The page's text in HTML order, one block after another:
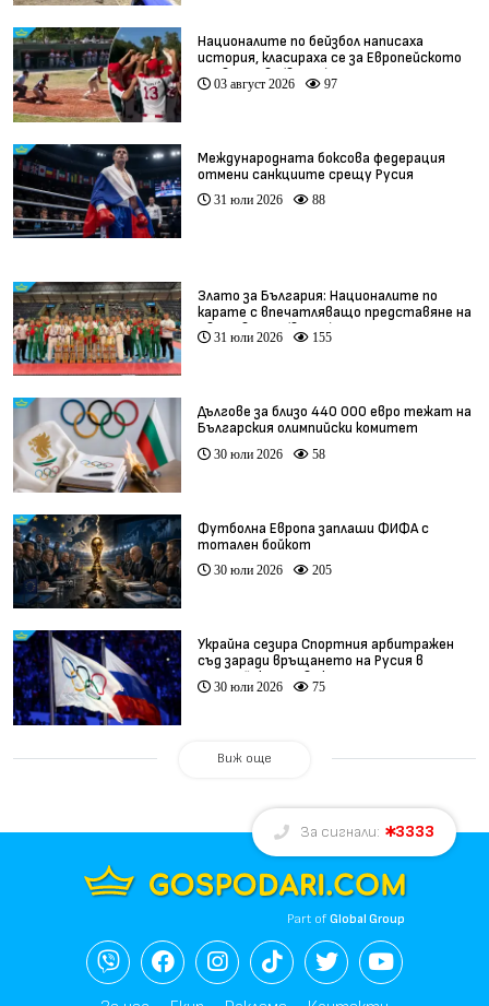
Националите по бейзбол написаха
история, класираха се за Европейското
първенство (видео)
03 август 2026 97
Международната боксова федерация
отмени санкциите срещу Русия
31 юли 2026 88
Злато за България: Националите по
карате с впечатляващо представяне на
Световното (видео)
31 юли 2026 155
Дългове за близо 440 000 евро тежат на
Българския олимпийски комитет
30 юли 2026 58
Футболна Европа заплаши ФИФА с
тотален бойкот
30 юли 2026 205
Украйна сезира Спортния арбитражен
съд заради връщането на Русия в
олимпийското движение
30 юли 2026 75
Виж още
За сигнали: 3333
Part ofGlobal Group